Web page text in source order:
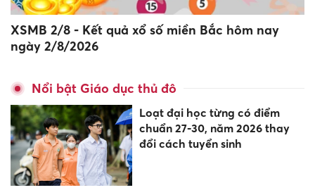
XSMB 2/8 - Kết quả xổ số miền Bắc hôm nay
ngày 2/8/2026
Nổi bật Giáo dục thủ đô
Loạt đại học từng có điểm
chuẩn 27-30, năm 2026 thay
đổi cách tuyển sinh